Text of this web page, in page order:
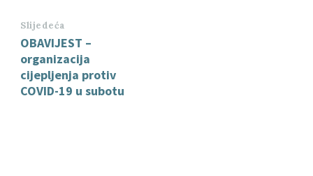
Slijedeća
OBAVIJEST –
organizacija
cijepljenja protiv
COVID-19 u subotu